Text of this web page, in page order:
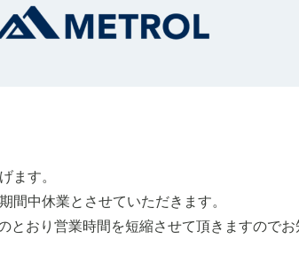
ます。
間中休業とさせていただきます。
とおり営業時間を短縮させて頂きますのでお